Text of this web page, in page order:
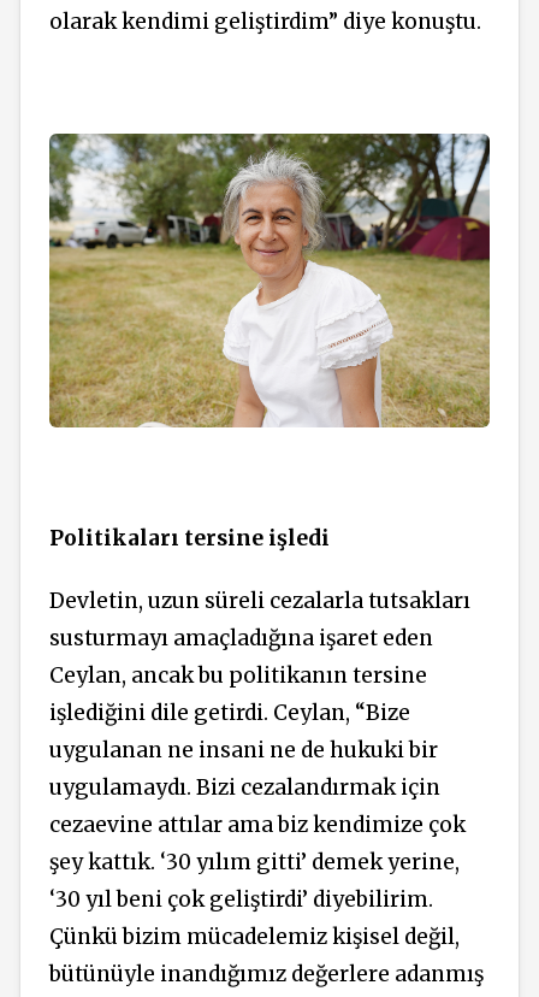
olarak kendimi geliştirdim” diye konuştu.
Politikaları tersine işledi
Devletin, uzun süreli cezalarla tutsakları
susturmayı amaçladığına işaret eden
Ceylan, ancak bu politikanın tersine
işlediğini dile getirdi. Ceylan, “Bize
uygulanan ne insani ne de hukuki bir
uygulamaydı. Bizi cezalandırmak için
cezaevine attılar ama biz kendimize çok
şey kattık. ‘30 yılım gitti’ demek yerine,
‘30 yıl beni çok geliştirdi’ diyebilirim.
Çünkü bizim mücadelemiz kişisel değil,
bütünüyle inandığımız değerlere adanmış